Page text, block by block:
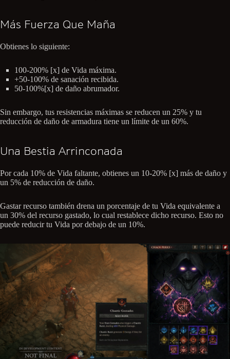
Más Fuerza Que Maña
Obtienes lo siguiente:
100-200% [x] de Vida máxima.
+50-100% de sanación recibida.
50-100%[x] de daño abrumador.
Sin embargo, tus resistencias máximas se reducen un 25% y tu
reducción de daño de armadura tiene un límite de un 60%.
Una Bestia Arrinconada
Por cada 10% de Vida faltante, obtienes un 10-20% [x] más de daño y
un 5% de reducción de daño.
Gastar recurso también drena un porcentaje de tu Vida equivalente a
un 30% del recurso gastado, lo cual restablece dicho recurso. Esto no
puede reducir tu Vida por debajo de un 10%.